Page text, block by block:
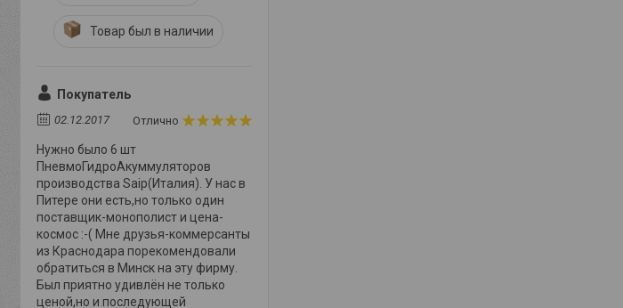
Товар был в наличии
Покупатель
02.12.2017 Отлично
Нужно было 6 шт
ПневмоГидроАкуммуляторов
производства Saip(Италия). У нас в
Питере они есть,но только один
поставщик-монополист и цена-
космос :-( Мне друзья-коммерсанты
из Краснодара порекомендовали
обратиться в Минск на эту фирму.
Был приятно удивлён не только
ценой,но и последующей